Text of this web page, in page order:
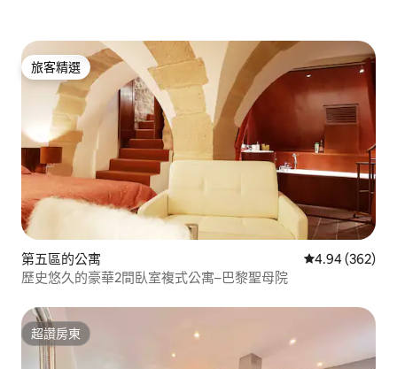
旅客精選
旅客精選
第五區的公寓 從 362 則評價
4.94 (362)
歷史悠久的豪華2間臥室複式公寓–巴黎聖母院
超讚房東
超讚房東